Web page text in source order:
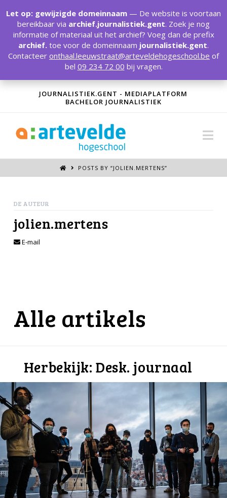
JOURNALISTIEK.GENT - MEDIAPLATFORM
BACHELOR JOURNALISTIEK
POSTS BY “JOLIEN.MERTENS”
DE AUTEUR
jolien.mertens
E-mail
Alle artikels
Herbekijk: Desk. journaal
Let op: gewijzigde domeinnaam — De website is voortaan
bereikbaar via archief.journalistiek.gent. Zoek je nog
informatie of materiaal uit het archief? Voeg dan de prefix
archief. toe voor de domeinnaam journalistiek.gent.
Contacteer onthaal.leeuwstraat@arteveldehogeschool.be of
bel 09 234 72 00 bij vragen.